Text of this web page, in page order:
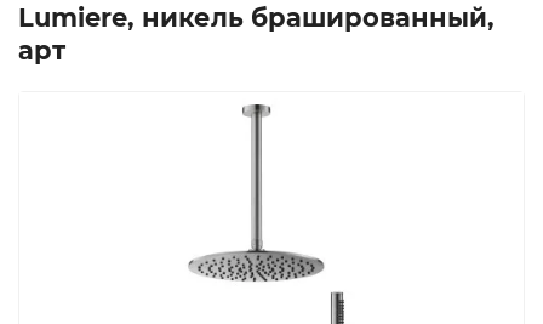
Lumiere, никель брашированный,
арт